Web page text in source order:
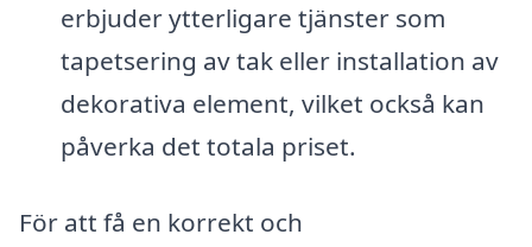
erbjuder ytterligare tjänster som
tapetsering av tak eller installation av
dekorativa element, vilket också kan
påverka det totala priset.
För att få en korrekt och